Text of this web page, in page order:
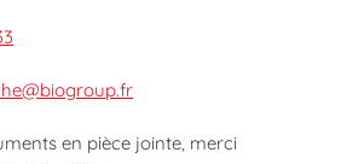
en pièce jointe, merci